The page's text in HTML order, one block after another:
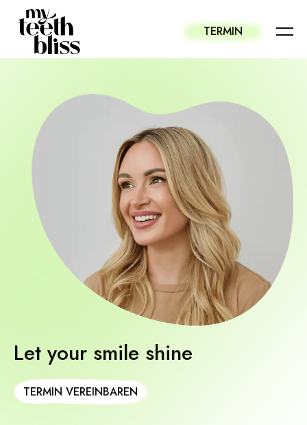
Alle Behandlungen
Ästhetische Zahnmedizin
Bleaching
Kinderzahnheilkunde
Prophylaxe / Zahnreinigung
Minimalinvasive Ästhetik
CMD Behandlung
Zahnersatz
TERMIN
Let your smile shine
TERMIN VEREINBAREN